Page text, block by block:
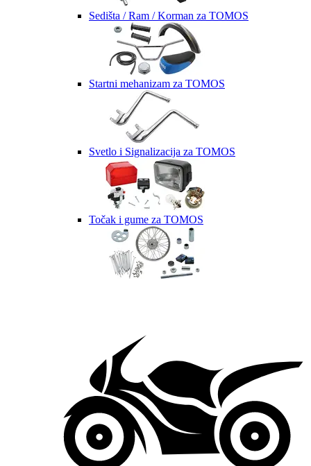
Sedišta / Ram / Korman za TOMOS
Startni mehanizam za TOMOS
Svetlo i Signalizacija za TOMOS
Točak i gume za TOMOS